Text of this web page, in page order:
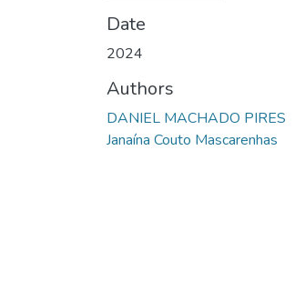
Date
2024
Authors
DANIEL MACHADO PIRES
Janaína Couto Mascarenhas